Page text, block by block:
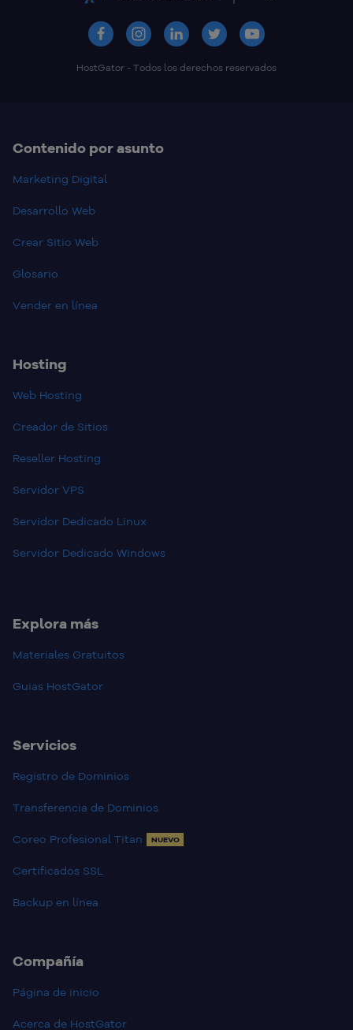
HostGator - Todos los derechos reservados
Contenido por asunto
Marketing Digital
Desarrollo Web
Crear Sitio Web
Glosario
Vender en línea
Hosting
Web Hosting
Creador de Sitios
Reseller Hosting
Servidor VPS
Servidor Dedicado Linux
Servidor Dedicado Windows
Explora más
Materiales Gratuitos
Guias HostGator
Servicios
Registro de Dominios
Transferencia de Dominios
Coreo Profesional Titan NUEVO
Certificados SSL
Backup en línea
Compañía
Página de inicio
Acerca de HostGator